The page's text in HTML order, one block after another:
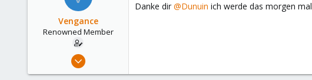
Germany
i
Vengance
Renowned Member
May 21, 2016
Danke dir @Dunuin ich werde das morgen